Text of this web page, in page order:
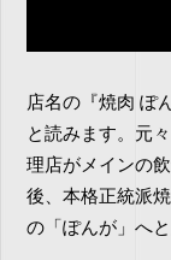
店名の『焼肉 ぽ
と読みます。元
理店がメインの
後、本格正統派
の「ぽんが」へ